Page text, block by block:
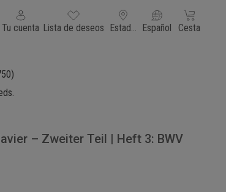
Tu cuenta Tienes 0 artículos en tu lista de deseos
Lista de deseos Estados Unidos de América
Español El carrito
Cesta
– Zweiter Teil | Heft 3: BWV